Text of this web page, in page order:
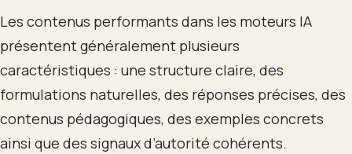
Les contenus performants dans les moteurs IA
présentent généralement plusieurs
caractéristiques : une structure claire, des
formulations naturelles, des réponses précises, des
contenus pédagogiques, des exemples concrets
ainsi que des signaux d’autorité cohérents.